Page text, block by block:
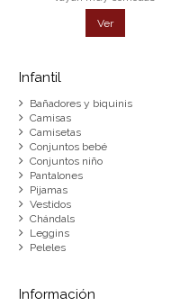
Ver
Infantil
Bañadores y biquinis
Camisas
Camisetas
Conjuntos bebé
Conjuntos niño
Pantalones
Pijamas
Vestidos
Chándals
Leggins
Peleles
Información